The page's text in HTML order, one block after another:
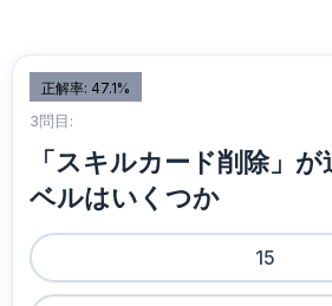
正解率: 47.1%
3問目:
「スキルカード削除」
ベルはいくつか
15